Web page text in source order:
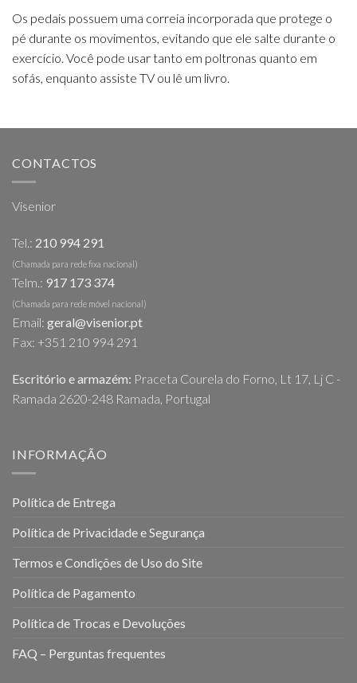
Os pedais possuem uma correia incorporada que protege o
pé durante os movimentos, evitando que ele salte durante o
exercício. Você pode usar tanto em poltronas quanto em
sofás, enquanto assiste TV ou lê um livro.
CONTACTOS
Visenior
Tel.: 210 994 291
(Chamada para rede fixa nacional)
Telm.: 917 173 374
(Chamada para rede móvel nacional)
Email: geral@visenior.pt
Fax: +351 210 994 291
Escritório e armazém: Praceta Courela do Forno, Lt 17, Lj C -
Ramada 2620-248 Ramada, Portugal
INFORMAÇÃO
Política de Entrega
Política de Privacidade e Segurança
Termos e Condições de Uso do Site
Política de Pagamento
Política de Trocas e Devoluções
FAQ – Perguntas frequentes